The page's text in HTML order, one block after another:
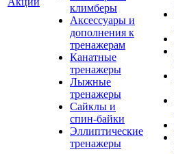
климберы
Аксессуары и
дополнения к
тренажерам
Канатные
тренажеры
Лыжные
тренажеры
Сайклы и
спин-байки
Эллиптические
тренажеры